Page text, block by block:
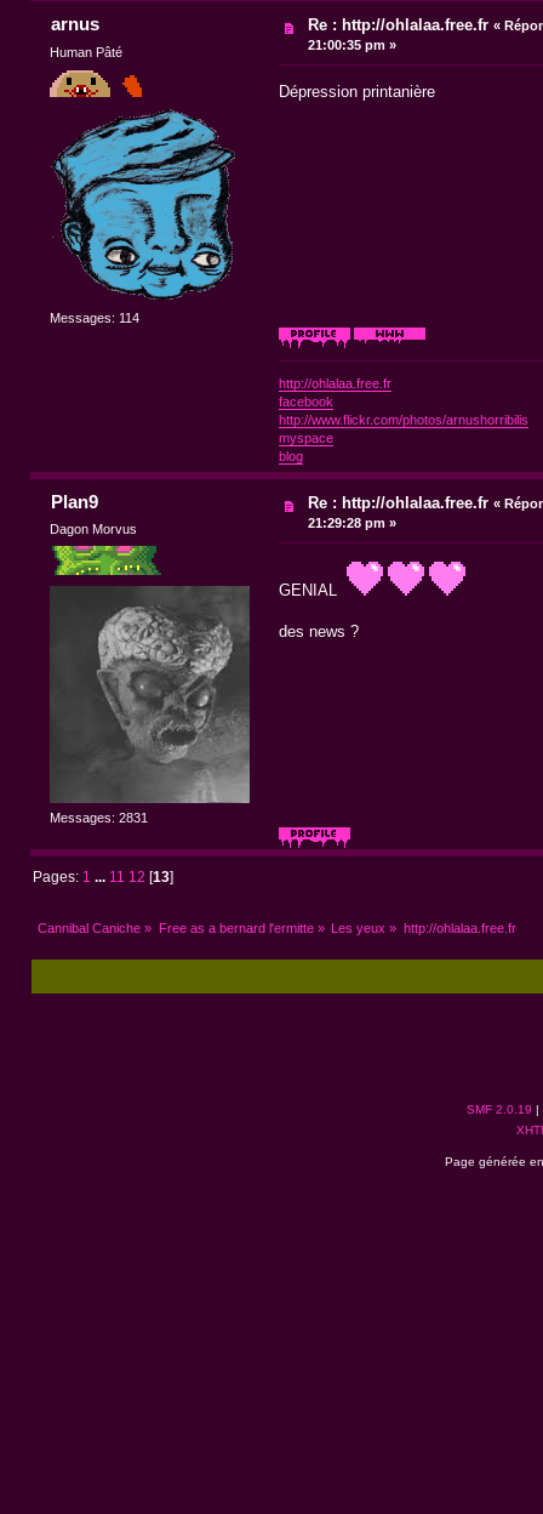
arnus
Human Pâté
Messages: 114
Re : http://ohlalaa.free.fr «
21:00:35 pm »
Dépression printanière
http://ohlalaa.free.fr
facebook
http://www.flickr.com/photos/arnushorribilis
myspace
blog
Plan9
Dagon Morvus
Messages: 2831
Re : http://ohlalaa.free.fr «
21:29:28 pm »
GENIAL
des news ?
Pages: 1 ... 11 12 [13
Cannibal Caniche » Free as a bernard l'ermitte» Les yeux » http://ohlalaa.free.fr
SMF 2.0.19 |
Page générée